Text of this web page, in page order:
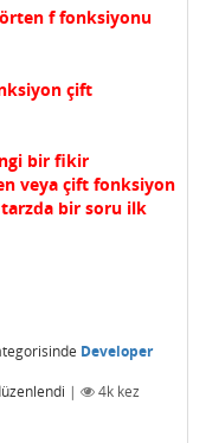
örten f fonksiyonu
çift
bir fikir
veya çift fonksiyon
tarzda bir soru ilk
Developer
| 4k kez